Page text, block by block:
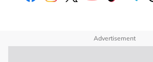
Advertisement